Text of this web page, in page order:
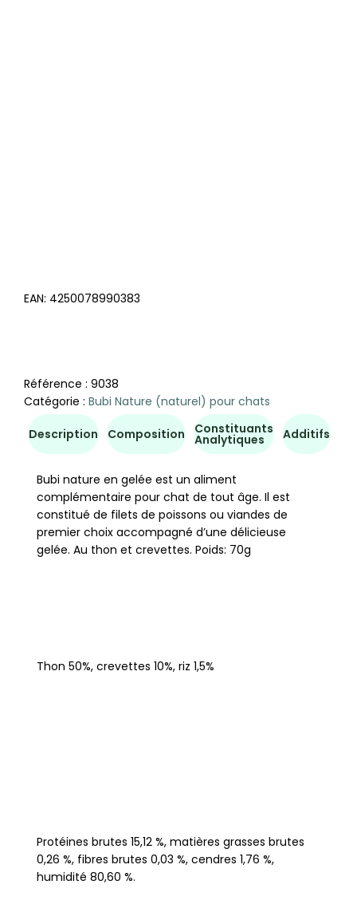
EAN: 4250078990383
Référence : 9038
Catégorie : Bubi Nature (naturel) pour chats
Description Composition Constituants
Analytiques Additifs
Bubi nature en gelée est un aliment
complémentaire pour chat de tout âge. Il est
constitué de filets de poissons ou viandes de
premier choix accompagné d’une délicieuse
gelée. Au thon et crevettes. Poids: 70g
Thon 50%, crevettes 10%, riz 1,5%
Protéines brutes 15,12 %, matières grasses brutes
0,26 %, fibres brutes 0,03 %, cendres 1,76 %,
humidité 80,60 %.